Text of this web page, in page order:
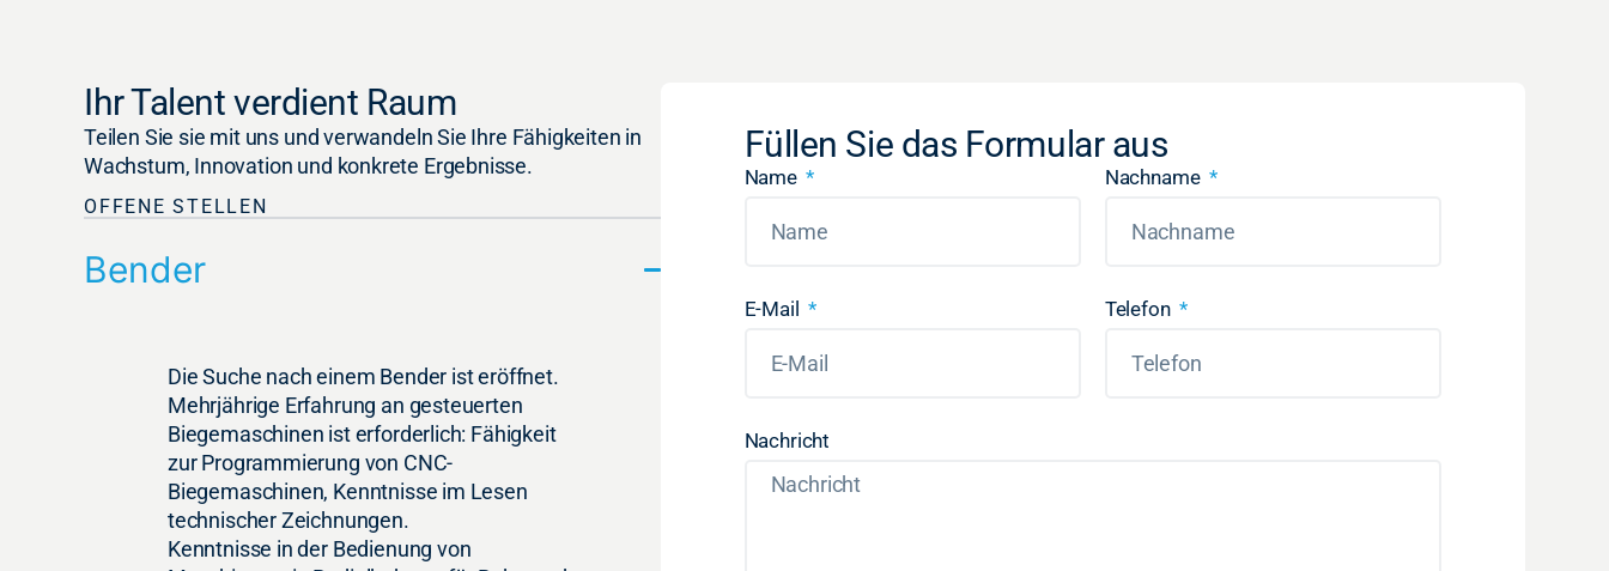
Ihr Talent verdient Raum
Teilen Sie sie mit uns und verwandeln Sie Ihre Fähigkeiten in
Wachstum, Innovation und konkrete Ergebnisse.
OFFENE STELLEN
Bender
Die Suche nach einem Bender ist eröffnet.
Mehrjährige Erfahrung an gesteuerten
Biegemaschinen ist erforderlich: Fähigkeit
zur Programmierung von CNC-
Biegemaschinen, Kenntnisse im Lesen
technischer Zeichnungen.
Kenntnisse in der Bedienung von
Füllen Sie das Formular aus
Name Nachname
E-Mail Telefon
Nachricht